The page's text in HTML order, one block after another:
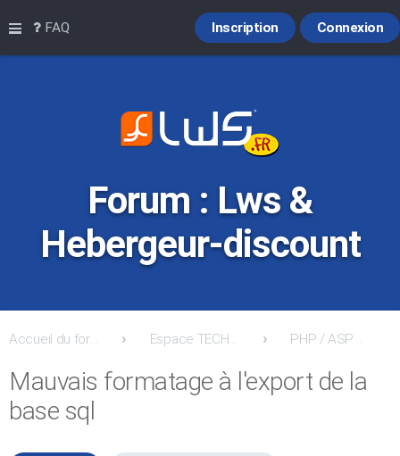
Raccourcis
FAQ Connexion
Inscription
Forum : Lws &
Hebergeur-discount
Accueil du forum Espace TECHNIQUE: Support / Entreaide et Conseils PHP / ASP / ASP.NET / MySQL / ACCESS et Frontpage
Mauvais formatage à l'export de la
base sql